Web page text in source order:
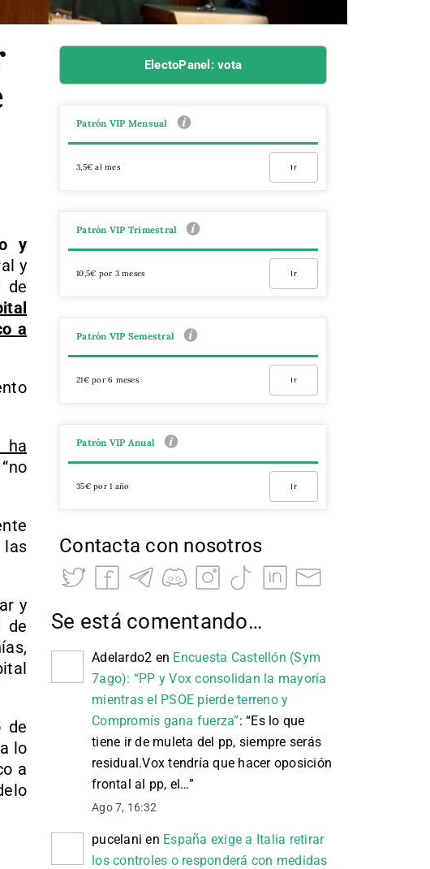
y
y
de
a
ha
las
y
de
de
lo
a
ElectoPanel: vota
Patrón VIP Mensual
3,5€ al mes Ir
Patrón VIP Trimestral
10,5€ por 3 meses Ir
Patrón VIP Semestral
21€ por 6 meses Ir
Patrón VIP Anual
35€ por 1 año Ir
Contacta con nosotros
Se está comentando…
Adelardo2 en Encuesta Castellón (Sym
7ago): “PP y Vox consolidan la mayoría
mientras el PSOE pierde terreno y
Compromís gana fuerza”: “Es lo que
tiene ir de muleta del pp, siempre serás
residual.Vox tendría que hacer oposición
frontal al pp, el…”
Ago 7, 16:32
pucelani en España exige a Italia retirar
los controles o responderá con medidas